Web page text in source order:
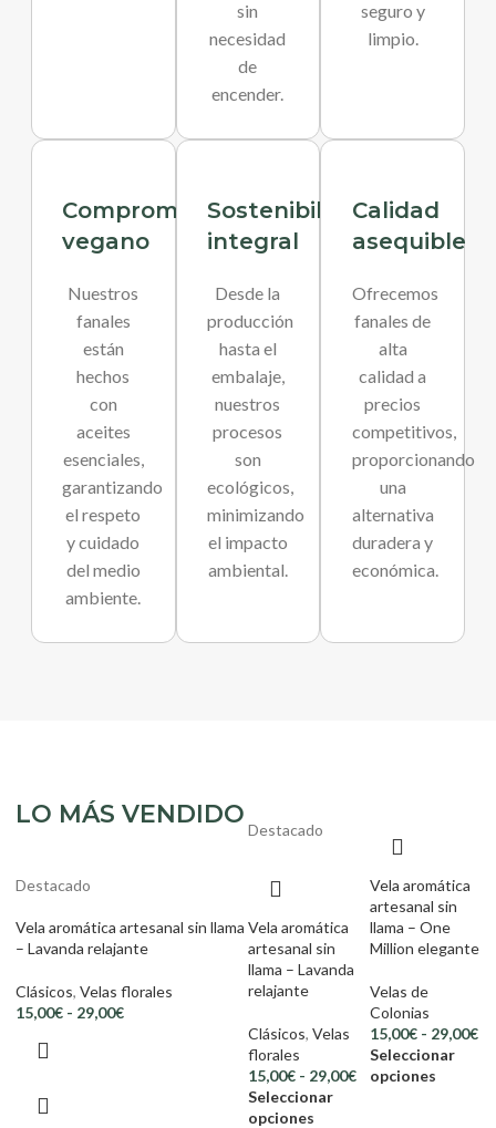
sin
necesidad
de
encender.
seguro y
limpio.
Compromiso
vegano
Nuestros
fanales
están
hechos
con
aceites
esenciales,
garantizando
el respeto
y cuidado
del medio
ambiente.
Sostenibilidad
integral
Desde la
producción
hasta el
embalaje,
nuestros
procesos
son
ecológicos,
minimizando
el impacto
ambiental.
Calidad
asequible
Ofrecemos
fanales de
alta
calidad a
precios
competitivos,
proporcionando
una
alternativa
duradera y
económica.
LO MÁS VENDIDO
Destacado
Vela aromática artesanal sin llama
– Lavanda relajante
Clásicos, Velas florales
15,00€ - 29,00€
Destacado
Vela aromática
artesanal sin
llama – Lavanda
relajante
Clásicos, Velas
florales
15,00€ - 29,00€
Seleccionar
opciones
Vela aromática
artesanal sin
llama – One
Million elegante
Velas de
Colonias
15,00€ - 29,00€
Seleccionar
opciones